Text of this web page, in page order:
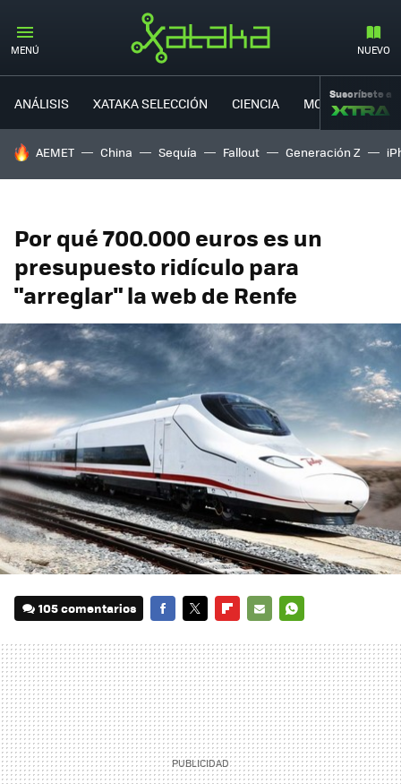
MENÚ NUEVO
ANÁLISIS XATAKA SELECCIÓN CIENCIA MOVILIDAD
Suscríbete a
HOY SE HABLA DE
AEMET China Sequía Fallout Generación Z
Por qué 700.000 euros es un
presupuesto ridículo para
"arreglar" la web de Renfe
105 comentarios
MAIL